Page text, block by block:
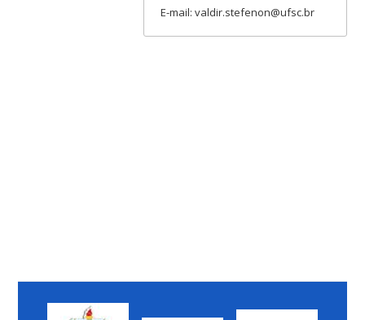
E-mail: valdir.stefenon@ufsc.br